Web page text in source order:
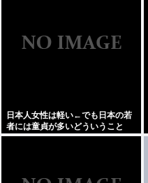
日本人女性は軽い←でも日本の若
者には童貞が多いどういうこと
や？